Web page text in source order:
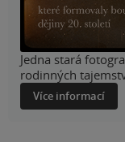
Jedna stará
rodinných
Více informací